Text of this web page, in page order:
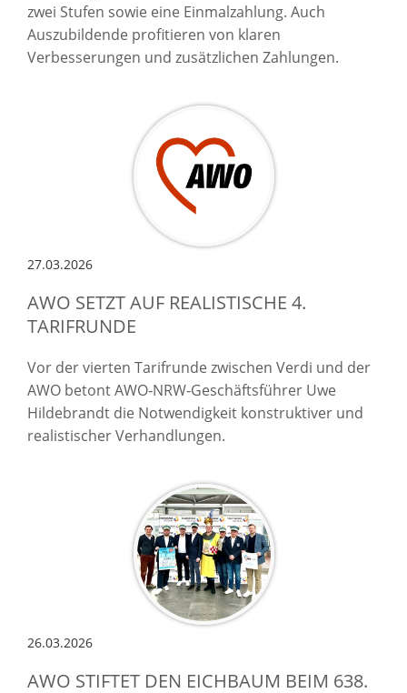
zwei Stufen sowie eine Einmalzahlung. Auch
Auszubildende profitieren von klaren
Verbesserungen und zusätzlichen Zahlungen.
27.03.2026
AWO SETZT AUF REALISTISCHE 4.
TARIFRUNDE
Vor der vierten Tarifrunde zwischen Verdi und der
AWO betont AWO‑NRW‑Geschäftsführer Uwe
Hildebrandt die Notwendigkeit konstruktiver und
realistischer Verhandlungen.
26.03.2026
AWO STIFTET DEN EICHBAUM BEIM 638.